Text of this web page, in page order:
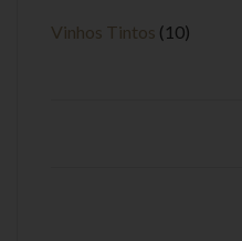
Vinhos Tintos 10